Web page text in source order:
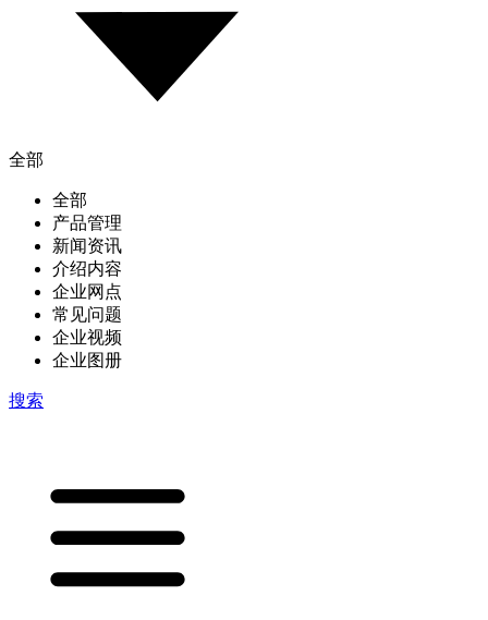
全部
全部
产品管理
新闻资讯
介绍内容
企业网点
常见问题
企业视频
企业图册
搜索